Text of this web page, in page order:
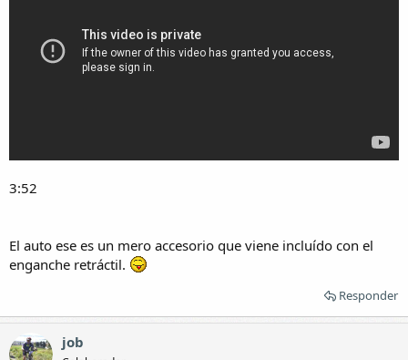
3:52
El auto ese es un mero accesorio que viene incluído con el
enganche retráctil.
Responder
job